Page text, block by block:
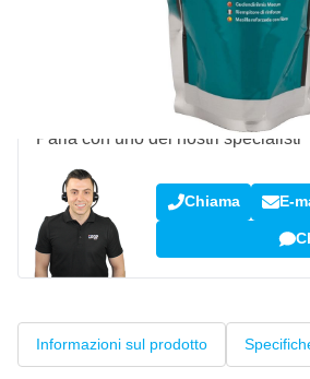
per resi & cambi
Recensioni dei clienti:
Domanda su questo
Parla con uno dei nostri specialisti
Chiama E-
Informazioni sul prodotto